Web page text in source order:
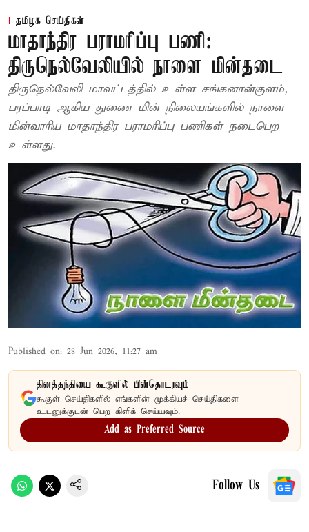
தமிழக செய்திகள்
மாதாந்திர பராமரிப்பு பணி:
திருநெல்வேலியில் நாளை மின்தடை
திருநெல்வேலி மாவட்டத்தில் உள்ள சங்கனான்குளம்,
பரப்பாடி ஆகிய துணை மின் நிலையங்களில் நாளை
மின்வாரிய மாதாந்திர பராமரிப்பு பணிகள் நடைபெற
உள்ளது.
Published on: 28 Jun 2026, 11:27 am
தினத்தந்தியை கூகுளில் பின்தொடரவும்
கூகுள் செய்திகளில் எங்களின் முக்கியச் செய்திகளை
உடனுக்குடன் பெற கிளிக் செய்யவும்.
Add as Preferred Source
Follow Us